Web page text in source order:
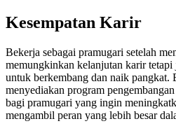
Kesempatan Karir
Bekerja sebagai pramugari setelah
memungkinkan kelanjutan karir tetapi
untuk berkembang dan naik pangkat.
menyediakan program
bagi pramugari yang ingin
mengambil peran yang lebih besar